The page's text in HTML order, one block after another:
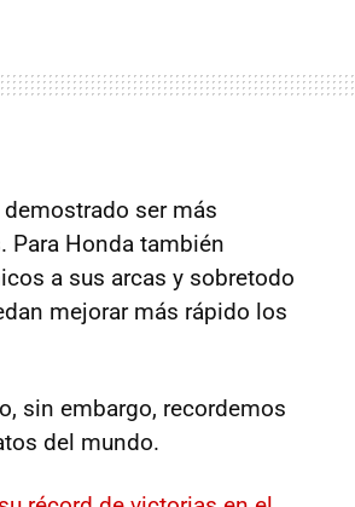
ser más
Para Honda también
a sus arcas y sobretodo
mejorar más rápido los
sin embargo, recordemos
del mundo.